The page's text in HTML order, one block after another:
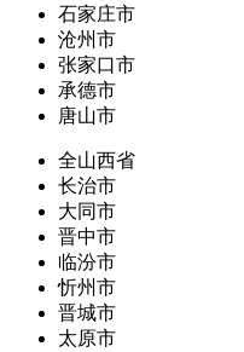
石家庄市
沧州市
张家口市
承德市
唐山市
全山西省
长治市
大同市
晋中市
临汾市
忻州市
晋城市
太原市